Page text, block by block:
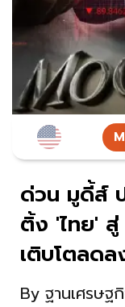
ด่วน มูดี้ส์
ติ้ง 'ไทย' สู่
เติบโตลด
By ฐานเศรษฐ